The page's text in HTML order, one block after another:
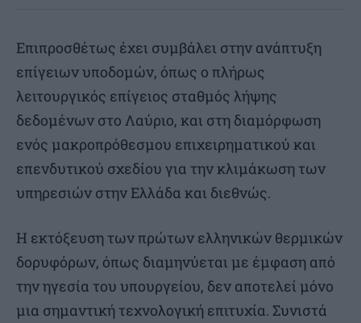
Επιπροσθέτως έχει συμβάλει στην ανάπτυξη
επίγειων υποδομών, όπως ο πλήρως
λειτουργικός επίγειος σταθμός λήψης
δεδομένων στο Λαύριο, και στη διαμόρφωση
ενός μακροπρόθεσμου επιχειρηματικού και
επενδυτικού σχεδίου για την κλιμάκωση των
υπηρεσιών στην Ελλάδα και διεθνώς.
Η εκτόξευση των πρώτων ελληνικών θερμικών
δορυφόρων, όπως διαμηνύεται με έμφαση από
την ηγεσία του υπουργείου, δεν αποτελεί μόνο
μια σημαντική τεχνολογική επιτυχία. Συνιστά